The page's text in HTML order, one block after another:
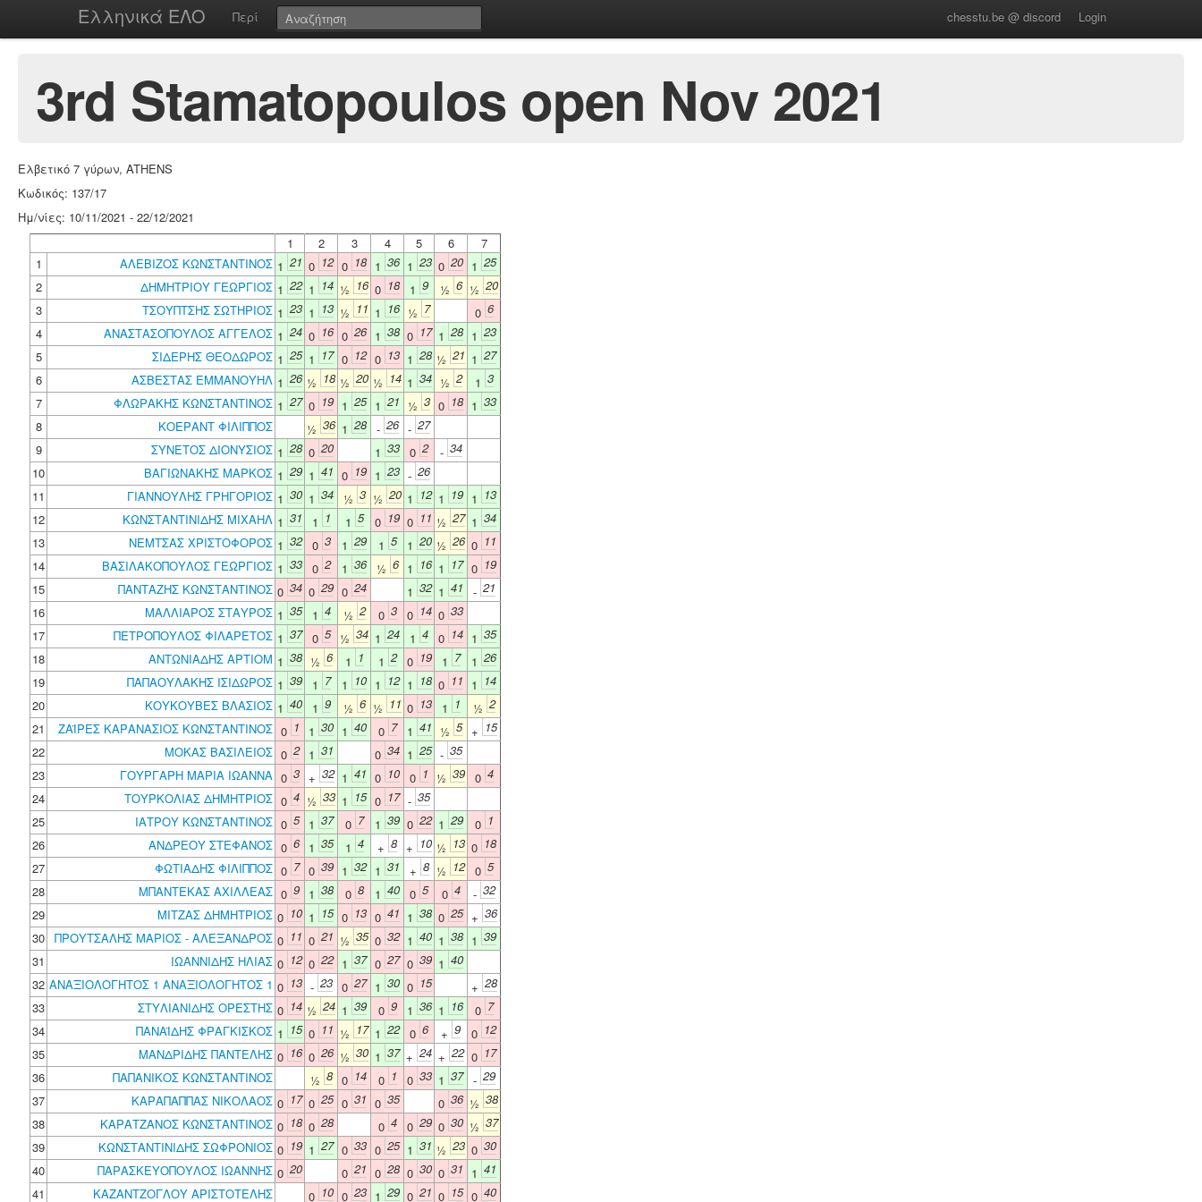
Ελληνικά ΕΛΟ Περί chesstu.be @ discord Login
3rd Stamatopoulos open Nov 2021
Ελβετικό 7 γύρων, ATHENS
Κωδικός: 137/17
Ημ/νίες: 10/11/2021 - 22/12/2021
1
2 3 4 5 6
7
1
ΑΛΕΒΙΖΟΣ ΚΩΝΣΤΑΝΤΙΝΟΣ 1 21 0 12 0 18 1 36 1 23 0 20 1 25
2
ΔΗΜΗΤΡΙΟΥ ΓΕΩΡΓΙΟΣ 1 22 1 14 ½ 16 0 18 1 9 ½ 6 ½ 20
3
ΤΣΟΥΠΤΣΗΣ ΣΩΤΗΡΙΟΣ 1 23 1 13 ½ 11 1 16 ½ 7 0 6
4
ΑΝΑΣΤΑΣΟΠΟΥΛΟΣ ΑΓΓΕΛΟΣ 1 24 0 16 0 26 1 38 0 17 1 28 1 23
5
ΣΙΔΕΡΗΣ ΘΕΟΔΩΡΟΣ 1 25 1 17 0 12 0 13 1 28 ½ 21 1 27
6
ΑΣΒΕΣΤΑΣ ΕΜΜΑΝΟΥΗΛ 1 26 ½ 18 ½ 20 ½ 14 1 34 ½ 2 1 3
7
ΦΛΩΡΑΚΗΣ ΚΩΝΣΤΑΝΤΙΝΟΣ 1 27 0 19 1 25 1 21 ½ 3 0 18 1 33
8
ΚΟΕΡΑΝΤ ΦΙΛΙΠΠΟΣ ½ 36 1 28 - 26 - 27
9
ΣΥΝΕΤΟΣ ΔΙΟΝΥΣΙΟΣ 1 28 0 20 1 33 0 2 - 34
10
ΒΑΓΙΩΝΑΚΗΣ ΜΑΡΚΟΣ 1 29 1 41 0 19 1 23 - 26
11
ΓΙΑΝΝΟΥΛΗΣ ΓΡΗΓΟΡΙΟΣ 1 30 1 34 ½ 3 ½ 20 1 12 1 19 1 13
12
ΚΩΝΣΤΑΝΤΙΝΙΔΗΣ ΜΙΧΑΗΛ 1 31 1 1 1 5 0 19 0 11 ½ 27 1 34
13
ΝΕΜΤΣΑΣ ΧΡΙΣΤΟΦΟΡΟΣ 1 32 0 3 1 29 1 5 1 20 ½ 26 0 11
14
ΒΑΣΙΛΑΚΟΠΟΥΛΟΣ ΓΕΩΡΓΙΟΣ 1 33 0 2 1 36 ½ 6 1 16 1 17 0 19
15
ΠΑΝΤΑΖΗΣ ΚΩΝΣΤΑΝΤΙΝΟΣ 0 34 0 29 0 24 1 32 1 41 - 21
16
ΜΑΛΛΙΑΡΟΣ ΣΤΑΥΡΟΣ 1 35 1 4 ½ 2 0 3 0 14 0 33
17
ΠΕΤΡΟΠΟΥΛΟΣ ΦΙΛΑΡΕΤΟΣ 1 37 0 5 ½ 34 1 24 1 4 0 14 1 35
18
ΑΝΤΩΝΙΑΔΗΣ ΑΡΤΙΟΜ 1 38 ½ 6 1 1 1 2 0 19 1 7 1 26
19
ΠΑΠΑΟΥΛΑΚΗΣ ΙΣΙΔΩΡΟΣ 1 39 1 7 1 10 1 12 1 18 0 11 1 14
20
ΚΟΥΚΟΥΒΕΣ ΒΛΑΣΙΟΣ 1 40 1 9 ½ 6 ½ 11 0 13 1 1 ½ 2
21
ΖΑΪΡΕΣ ΚΑΡΑΝΑΣΙΟΣ ΚΩΝΣΤΑΝΤΙΝΟΣ 0 1 1 30 1 40 0 7 1 41 ½ 5 + 15
22
ΜΟΚΑΣ ΒΑΣΙΛΕΙΟΣ 0 2 1 31 0 34 1 25 - 35
23
ΓΟΥΡΓΑΡΗ ΜΑΡΙΑ ΙΩΑΝΝΑ 0 3 + 32 1 41 0 10 0 1 ½ 39 0 4
24
ΤΟΥΡΚΟΛΙΑΣ ΔΗΜΗΤΡΙΟΣ 0 4 ½ 33 1 15 0 17 - 35
25
ΙΑΤΡΟΥ ΚΩΝΣΤΑΝΤΙΝΟΣ 0 5 1 37 0 7 1 39 0 22 1 29 0 1
26
ΑΝΔΡΕΟΥ ΣΤΕΦΑΝΟΣ 0 6 1 35 1 4 + 8 + 10 ½ 13 0 18
27
ΦΩΤΙΑΔΗΣ ΦΙΛΙΠΠΟΣ 0 7 0 39 1 32 1 31 + 8 ½ 12 0 5
28
ΜΠΑΝΤΕΚΑΣ ΑΧΙΛΛΕΑΣ 0 9 1 38 0 8 1 40 0 5 0 4 - 32
29
ΜΙΤΖΑΣ ΔΗΜΗΤΡΙΟΣ 0 10 1 15 0 13 0 41 1 38 0 25 + 36
30 ΠΡΟΥΤΣΑΛΗΣ ΜΑΡΙΟΣ - ΑΛΕΞΑΝΔΡΟΣ 0 11 0 21 ½ 35 0 32 1 40 1 38 1 39
31
ΙΩΑΝΝΙΔΗΣ ΗΛΙΑΣ 0 12 0 22 1 37 0 27 0 39 1 40
32 ΑΝΑΞΙΟΛΟΓΗΤΟΣ 1 ΑΝΑΞΙΟΛΟΓΗΤΟΣ 1 0 13 - 23 0 27 1 30 0 15 + 28
33
ΣΤΥΛΙΑΝΙΔΗΣ ΟΡΕΣΤΗΣ 0 14 ½ 24 1 39 0 9 1 36 1 16 0 7
34
ΠΑΝΑΪΔΗΣ ΦΡΑΓΚΙΣΚΟΣ 1 15 0 11 ½ 17 1 22 0 6 + 9 0 12
35
ΜΑΝΔΡΙΔΗΣ ΠΑΝΤΕΛΗΣ 0 16 0 26 ½ 30 1 37 + 24 + 22 0 17
36
ΠΑΠΑΝΙΚΟΣ ΚΩΝΣΤΑΝΤΙΝΟΣ ½ 8 0 14 0 1 0 33 1 37 - 29
37
ΚΑΡΑΠΑΠΠΑΣ ΝΙΚΟΛΑΟΣ 0 17 0 25 0 31 0 35 0 36 ½ 38
38
ΚΑΡΑΤΖΑΝΟΣ ΚΩΝΣΤΑΝΤΙΝΟΣ 0 18 0 28 0 4 0 29 0 30 ½ 37
39
ΚΩΝΣΤΑΝΤΙΝΙΔΗΣ ΣΩΦΡΟΝΙΟΣ 0 19 1 27 0 33 0 25 1 31 ½ 23 0 30
40
ΠΑΡΑΣΚΕΥΟΠΟΥΛΟΣ ΙΩΑΝΝΗΣ 0 20 0 21 0 28 0 30 0 31 1 41
41
ΚΑΖΑΝΤΖΟΓΛΟΥ ΑΡΙΣΤΟΤΕΛΗΣ 0 10 0 23 1 29 0 21 0 15 0 40